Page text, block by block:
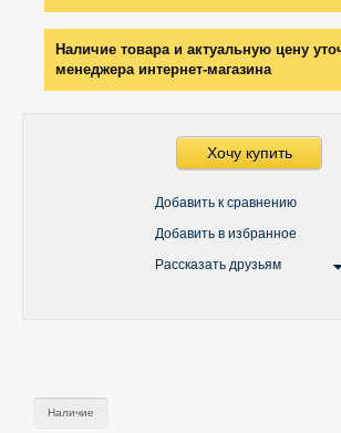
Наличие товара и актуальную цену
менеджера интернет-магазина
Хочу купить
Добавить к сравнению
Добавить в избранное
Рассказать друзьям
Наличие